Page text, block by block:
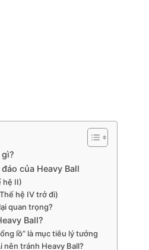
gì?
của Heavy Ball
hệ II)
hệ IV trở đi)
quan trọng?
Ball?
lồ” là mục tiêu lý tưởng
nên tránh Heavy Ball?